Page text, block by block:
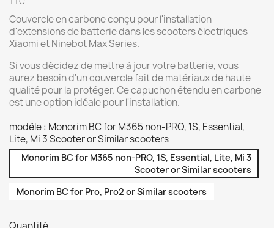
Couvercle en carbone conçu pour l'installation
d'extensions de batterie dans les scooters électriques
Xiaomi et Ninebot Max Series.
Si vous décidez de mettre à jour votre batterie, vous
aurez besoin d'un couvercle fait de matériaux de haute
qualité pour la protéger. Ce capuchon étendu en carbone
est une option idéale pour l'installation.
modèle : Monorim BC for M365 non-PRO, 1S, Essential,
Lite, Mi 3 Scooter or Similar scooters
Monorim BC for M365 non-PRO, 1S, Essential, Lite, Mi 3
Scooter or Similar scooters
Monorim BC for Pro, Pro2 or Similar scooters